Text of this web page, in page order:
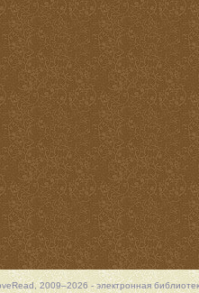
2009–2026 - электронная